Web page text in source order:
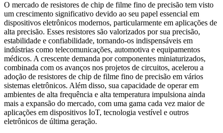
O mercado de resistores de chip de filme fino de precisão tem visto
um crescimento significativo devido ao seu papel essencial em
dispositivos eletrônicos modernos, particularmente em aplicações de
alta precisão. Esses resistores são valorizados por sua precisão,
estabilidade e confiabilidade, tornando-os indispensáveis ​​em
indústrias como telecomunicações, automotiva e equipamentos
médicos. A crescente demanda por componentes miniaturizados,
combinada com os avanços nos projetos de circuitos, acelerou a
adoção de resistores de chip de filme fino de precisão em vários
sistemas eletrônicos. Além disso, sua capacidade de operar em
ambientes de alta frequência e alta temperatura impulsiona ainda
mais a expansão do mercado, com uma gama cada vez maior de
aplicações em dispositivos IoT, tecnologia vestível e outros
eletrônicos de última geração.